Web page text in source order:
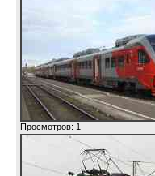
Просмотров: 1